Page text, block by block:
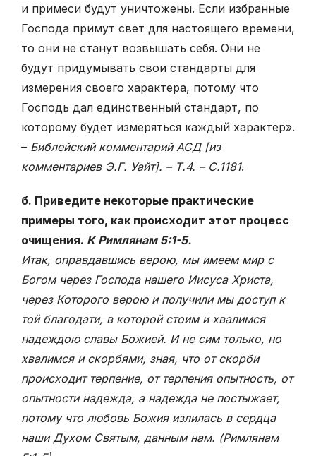
и примеси будут уничтожены. Если избранные
Господа примут свет для настоящего времени,
то они не станут возвышать себя. Они не
будут придумывать свои стандарты для
измерения своего характера, потому что
Господь дал единственный стандарт, по
которому будет измеряться каждый характер».
– Библейский комментарий АСД [из
комментариев Э.Г. Уайт]. – Т.4. – С.1181.
б. Приведите некоторые практические
примеры того, как происходит этот процесс
очищения. К Римлянам 5:1-5.
Итак, оправдавшись верою, мы имеем мир с
Богом через Господа нашего Иисуса Христа,
через Которого верою и получили мы доступ к
той благодати, в которой стоим и хвалимся
надеждою славы Божией. И не сим только, но
хвалимся и скорбями, зная, что от скорби
происходит терпение, от терпения опытность, от
опытности надежда, а надежда не постыжает,
потому что любовь Божия излилась в сердца
наши Духом Святым, данным нам. (Римлянам